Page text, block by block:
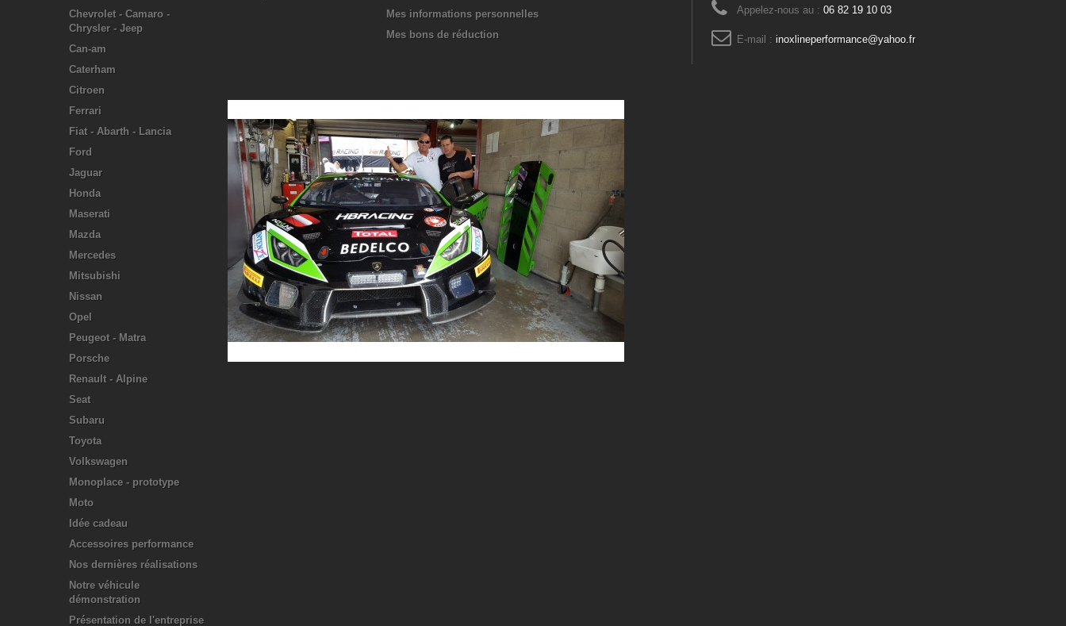
Chevrolet - Camaro -
Chrysler - Jeep
Can-am
Caterham
Citroen
Ferrari
Fiat - Abarth - Lancia
Ford
Jaguar
Honda
Maserati
Mazda
Mercedes
Mitsubishi
Nissan
Opel
Peugeot - Matra
Porsche
Renault - Alpine
Seat
Subaru
Toyota
Volkswagen
Monoplace - prototype
Moto
Idée cadeau
Accessoires performance
Nos dernières réalisations
Notre véhicule
démonstration
Présentation de l'entreprise
Mes informations personnelles
Mes bons de réduction
Appelez-nous au : 06 82 19 10 03
E-mail : inoxlineperformance@yahoo.fr